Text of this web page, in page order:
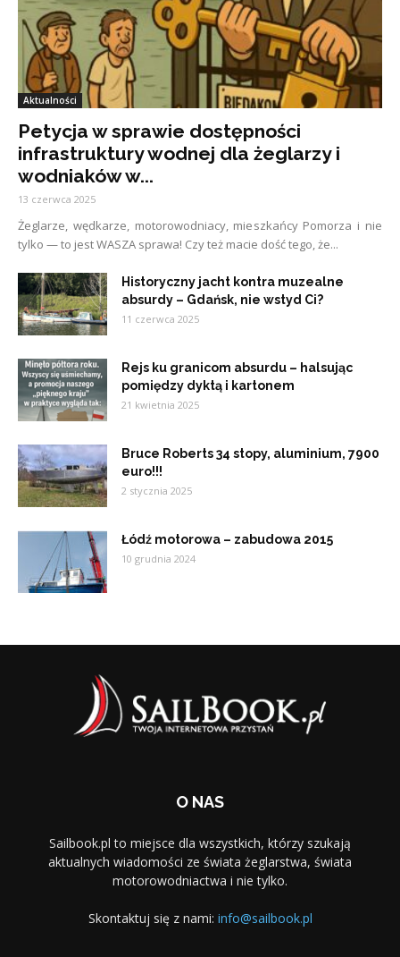
Aktualności
Petycja w sprawie dostępności
infrastruktury wodnej dla żeglarzy i
wodniaków w...
13 czerwca 2025
Żeglarze, wędkarze, motorowodniacy, mieszkańcy Pomorza i nie
tylko — to jest WASZA sprawa! Czy też macie dość tego, że...
Historyczny jacht kontra muzealne
absurdy – Gdańsk, nie wstyd Ci?
11 czerwca 2025
Rejs ku granicom absurdu – halsując
pomiędzy dyktą i kartonem
21 kwietnia 2025
Bruce Roberts 34 stopy, aluminium, 7900
euro!!!
2 stycznia 2025
Łódź motorowa – zabudowa 2015
10 grudnia 2024
O NAS
Sailbook.pl to miejsce dla wszystkich, którzy szukają
aktualnych wiadomości ze świata żeglarstwa, świata
motorowodniactwa i nie tylko.
Skontaktuj się z nami: info@sailbook.pl